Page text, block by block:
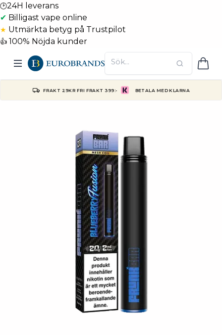
🕑24H leverans
✔ Billigast vape online
★ Utmärkta betyg på Trustpilot
👍 100% Nöjda kunder
FRAKT 29KR FRI FRAKT 399:- BETALA MED KLARNA